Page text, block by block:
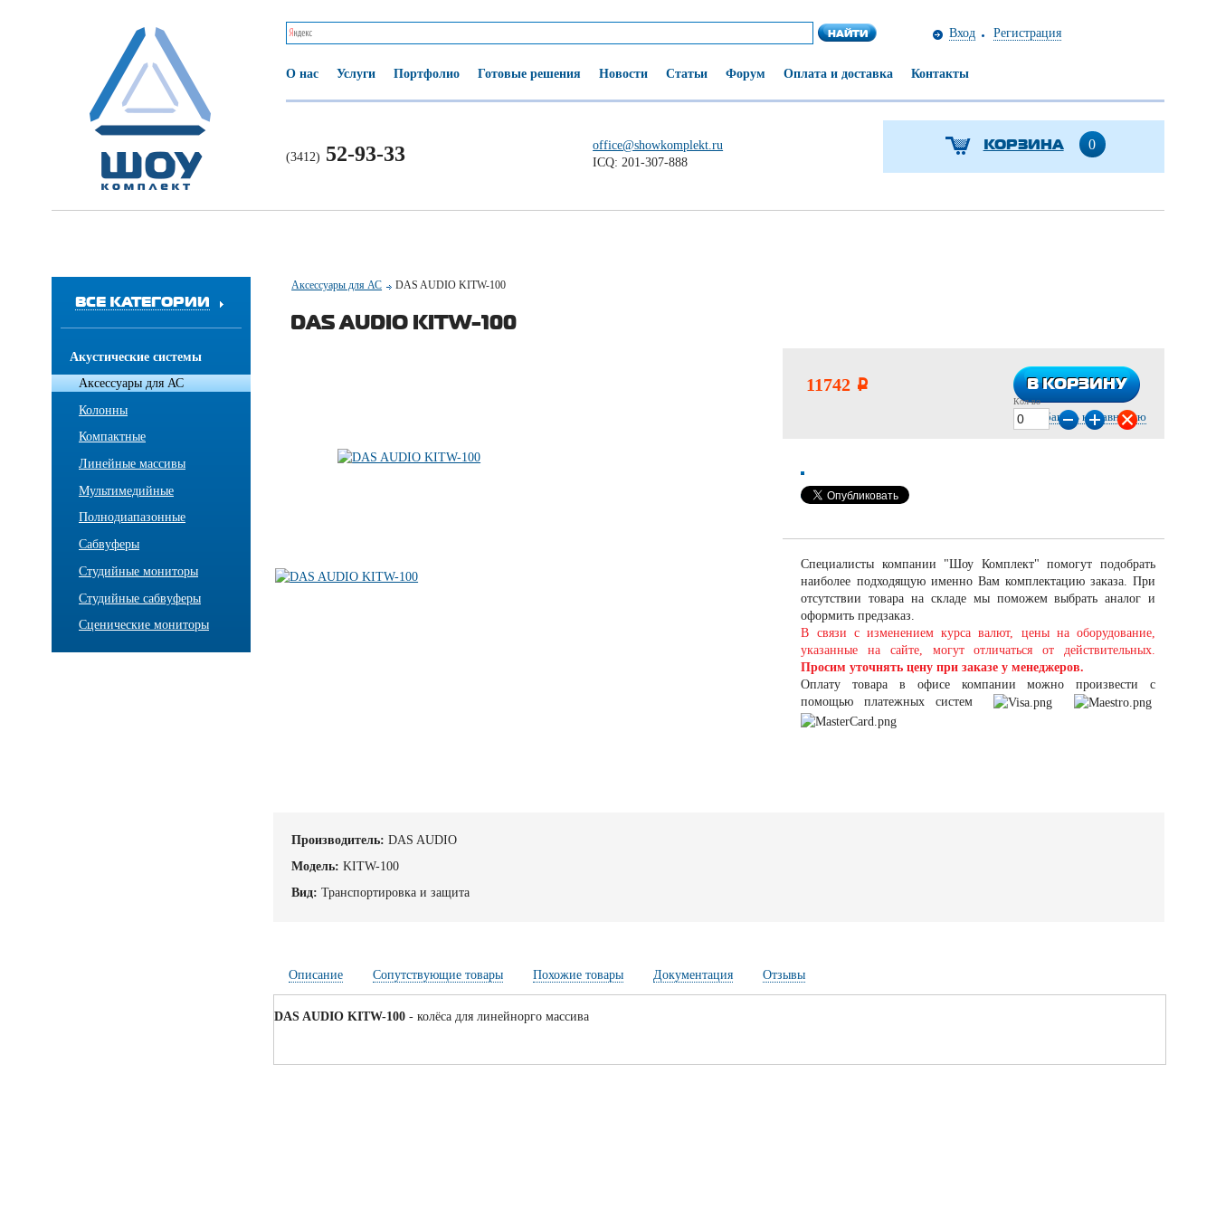
Вход Регистрация
О нас Услуги Портфолио Готовые решения Новости Статьи Форум Оплата и доставка Контакты
(3412) 52-93-33
office@showkomplekt.ru
ICQ: 201-307-888
КОРЗИНА 0
ВСЕ КАТЕГОРИИ
Акустические системы
Аксессуары для АС
Колонны
Компактные
Линейные массивы
Мультимедийные
Полнодиапазонные
Сабвуферы
Студийные мониторы
Студийные сабвуферы
Сценические мониторы
Аксессуары для АС DAS AUDIO KITW-100
DAS AUDIO KITW-100
11742 i В КОРЗИНУ
В КОРЗИНУ
Кол-во
Добавить к сравнению
Специалисты компании "Шоу Комплект" помогут подобрать
наиболее подходящую именно Вам комплектацию заказа. При
отсутствии товара на складе мы поможем выбрать аналог и
оформить предзаказ.
В связи с изменением курса валют, цены на оборудование,
указанные на сайте, могут отличаться от действительных.
Просим уточнять цену при заказе у менеджеров.
Оплату товара в офисе компании можно произвести с
помощью платежных систем
Производитель: DAS AUDIO
Модель: KITW-100
Вид: Транспортировка и защита
Описание Сопутствующие товары Похожие товары Документация Отзывы
DAS AUDIO KITW-100 - колёса для линейнорго массива